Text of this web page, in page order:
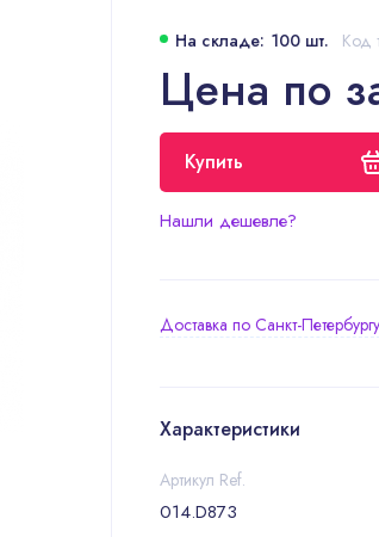
На складе: 100 шт. Код
Цена по
Купить
Нашли дешевле?
Доставка по Санкт-Петербургу
Характеристики
Артикул Ref.
014.D873